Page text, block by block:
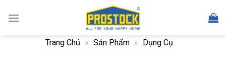
Trang Chủ » Sản Phẩm » Dụng Cụ